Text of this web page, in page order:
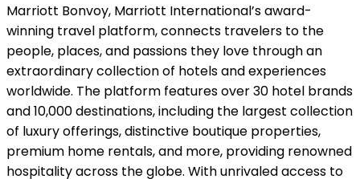
Marriott Bonvoy, Marriott International’s award-
winning travel platform, connects travelers to the
people, places, and passions they love through an
extraordinary collection of hotels and experiences
worldwide. The platform features over 30 hotel brands
and 10,000 destinations, including the largest collection
of luxury offerings, distinctive boutique properties,
premium home rentals, and more, providing renowned
hospitality across the globe. With unrivaled access to